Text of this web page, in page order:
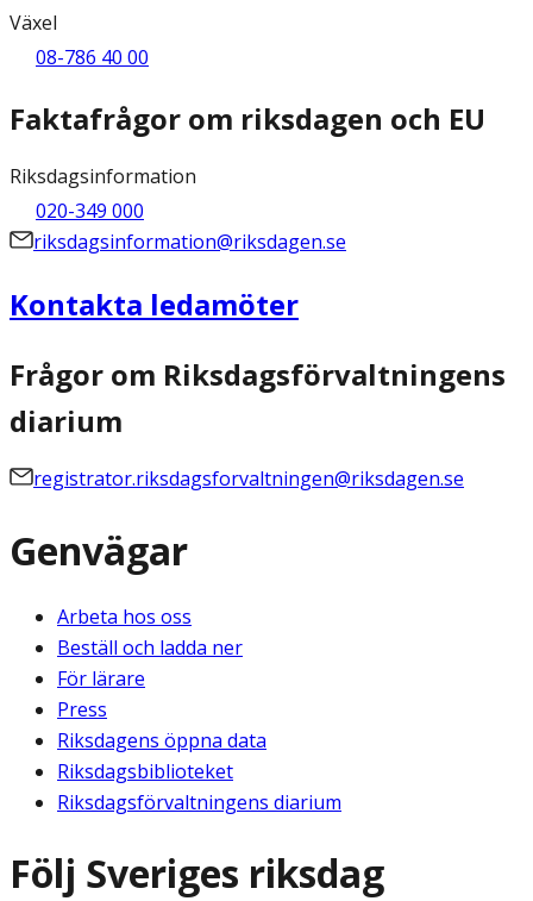
Växel
08-786 40 00
Faktafrågor om riksdagen och EU
Riksdagsinformation
020-349 000
riksdagsinformation@riksdagen.se
Kontakta ledamöter
Frågor om Riksdagsförvaltningens
diarium
registrator.riksdagsforvaltningen@riksdagen.se
Genvägar
Arbeta hos oss
Beställ och ladda ner
För lärare
Press
Riksdagens öppna data
Riksdagsbiblioteket
Riksdagsförvaltningens diarium
Följ Sveriges riksdag